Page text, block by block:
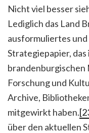
Nicht viel besser
Lediglich das Land
ausformuliertes
Strategiepapier, das
Forschung und
Archive,
mitgewirkt haben.
über den aktuellen